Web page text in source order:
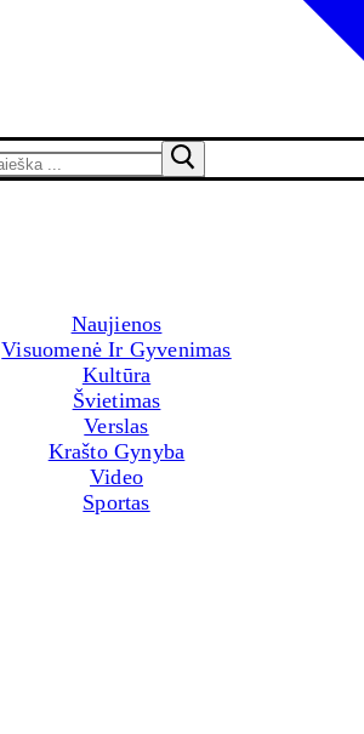
Naujienos
Visuomenė Ir Gyvenimas
Kultūra
Švietimas
Verslas
Krašto Gynyba
Video
Sportas